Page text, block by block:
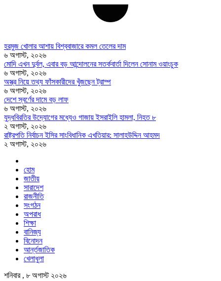
হরমুজ খোলার আশায় বিশ্ববাজারে কমল তেলের দাম
৬ অগাস্ট, ২০২৬
মোদি এখন দুর্বল, এবার বড় আন্দোলনের সতর্কবার্তা দিলেন সোনাম ওয়াংচুক
৬ অগাস্ট, ২০২৬
অস্ত্র নিয়ে তথ্য ফাঁসকারীদের খুঁজছেন ট্রাম্প
৬ অগাস্ট, ২০২৬
দেশে স্বর্ণের দামে বড় লাফ
৬ অগাস্ট, ২০২৬
যুদ্ধবিরতির উদ্যোগের মধ্যেও গাজায় ইসরাইলি হামলা, নিহত ৮
২ অগাস্ট, ২০২৬
রাষ্ট্রপতি নির্বাচন ইসির সাংবিধানিক এখতিয়ার: সালাহউদ্দিন আহমদ
২ অগাস্ট, ২০২৬
হোম
জাতীয়
সারাদেশ
রাজনীতি
সংগঠন
অপরাধ
শিক্ষা
বানিজ্য
বিনোদন
আর্ন্তজাতিক
খেলাধুলা
শনিবার , ৮ অগাস্ট ২০২৬